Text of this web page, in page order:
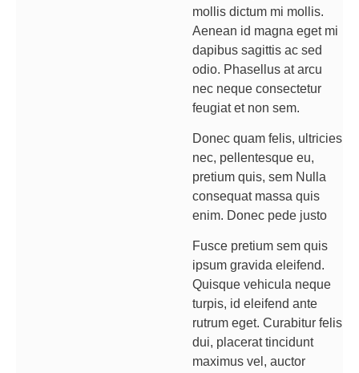
mollis dictum mi mollis.
Aenean id magna eget mi
dapibus sagittis ac sed
odio. Phasellus at arcu
nec neque consectetur
feugiat et non sem.
Donec quam felis, ultricies
nec, pellentesque eu,
pretium quis, sem Nulla
consequat massa quis
enim. Donec pede justo
Fusce pretium sem quis
ipsum gravida eleifend.
Quisque vehicula neque
turpis, id eleifend ante
rutrum eget. Curabitur felis
dui, placerat tincidunt
maximus vel, auctor